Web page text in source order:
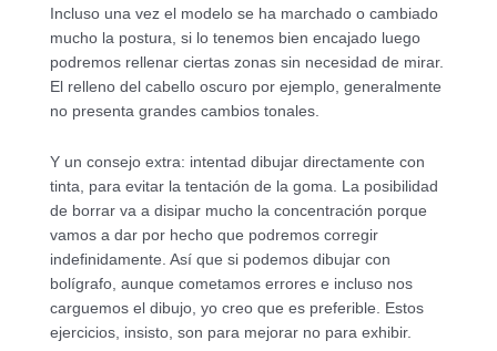
Incluso una vez el modelo se ha marchado o cambiado
mucho la postura, si lo tenemos bien encajado luego
podremos rellenar ciertas zonas sin necesidad de mirar.
El relleno del cabello oscuro por ejemplo, generalmente
no presenta grandes cambios tonales.
Y un consejo extra: intentad dibujar directamente con
tinta, para evitar la tentación de la goma. La posibilidad
de borrar va a disipar mucho la concentración porque
vamos a dar por hecho que podremos corregir
indefinidamente. Así que si podemos dibujar con
bolígrafo, aunque cometamos errores e incluso nos
carguemos el dibujo, yo creo que es preferible. Estos
ejercicios, insisto, son para mejorar no para exhibir.